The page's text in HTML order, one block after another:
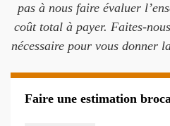
pas à nous faire évaluer
coût total à payer. Faites-
nécessaire pour vous donner
Faire une estimation